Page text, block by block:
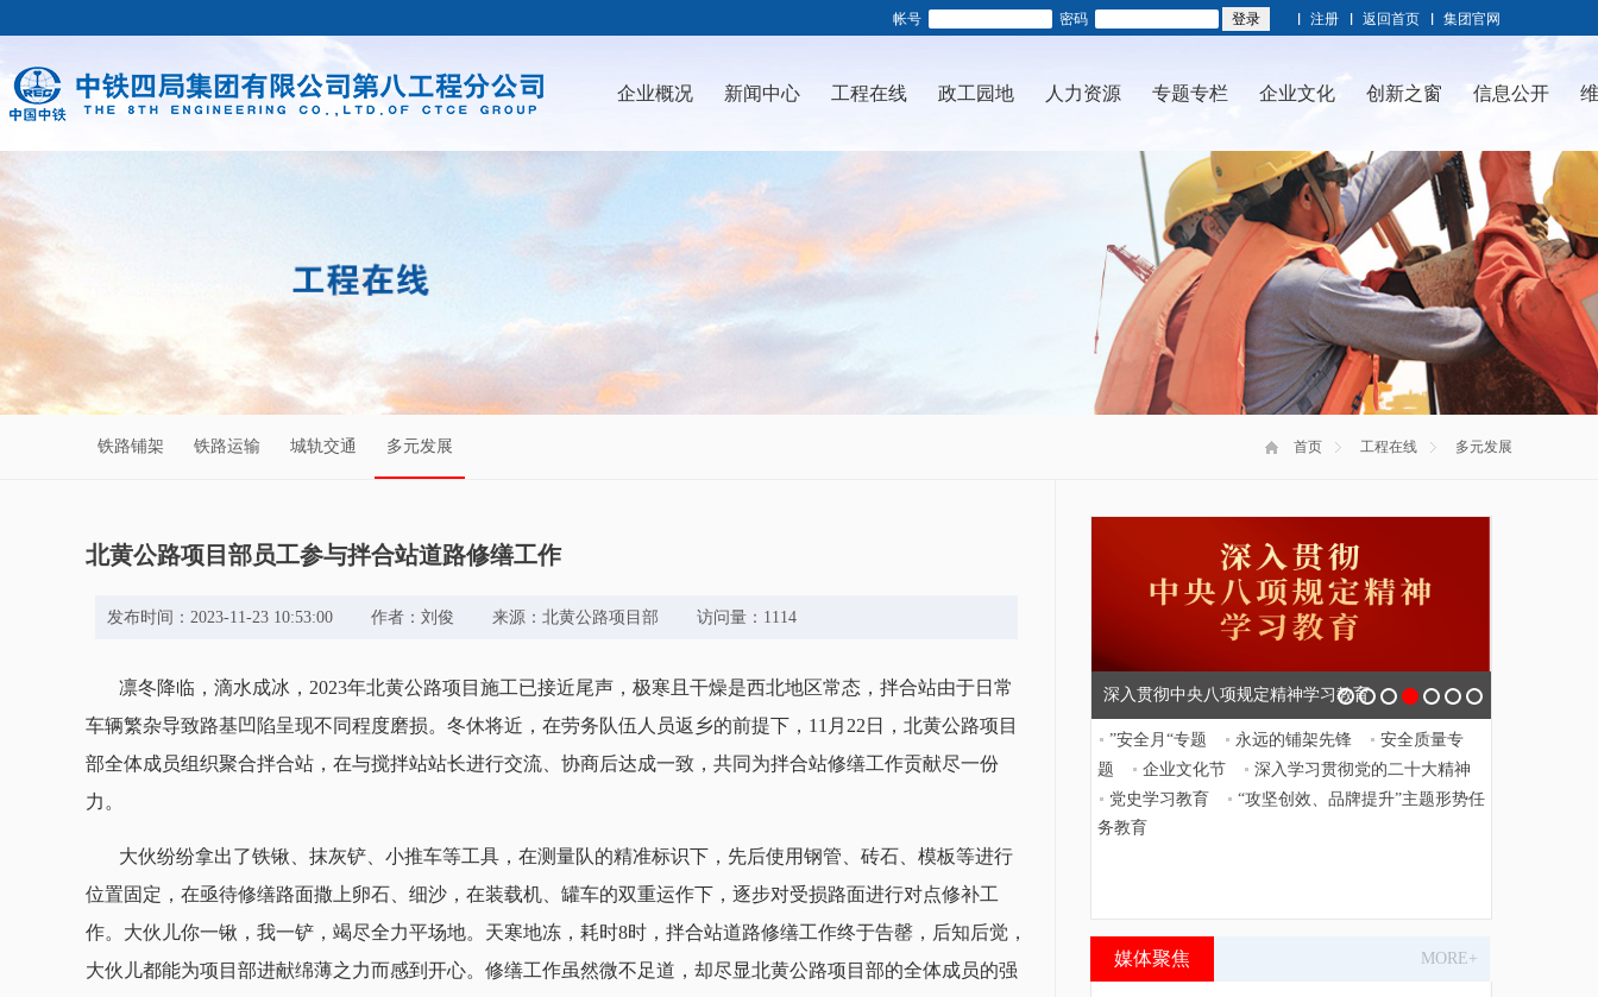
帐号 密码 注册 返回首页 集团官网
企业概况 新闻中心 工程在线 政工园地 人力资源 专题专栏 企业文化 创新之窗 信息公开
首页 工程在线 多元发展
铁路铺架 铁路运输 城轨交通 多元发展
北黄公路项目部员工参与拌合站道路修缮工作
发布时间：2023-11-23 10:53:00 作者：刘俊 来源：北黄公路项目部 访问量：1114
凛冬降临，滴水成冰，2023年北黄公路项目施工已接近尾声，极寒且干燥是西北地区常态，拌合站由于日常
车辆繁杂导致路基凹陷呈现不同程度磨损。 冬休将近，在劳务队伍人员返乡的前提下，11月22日，北黄公路项目
部全体成员组织聚合拌合站，在与搅拌站站长进行交流、协商后达成一致，共同为拌合站修缮工作贡献尽一份
力。
大伙纷纷拿出了铁锹、抹灰铲、小推车等工具，在测量队的精准标识下，先后使用钢管、砖石、模板等进行
位置固定，在亟待修缮路面撒上卵石、细沙，在装载机、罐车的双重运作下，逐步对受损路面进行对点修补工
作。 大伙儿你一锹，我一铲，竭尽全力平场地。天寒地冻，耗时8时，拌合站道路修缮工作终于告罄，后知后觉，
大伙儿都能为项目部进献绵薄之力而感到开心。 修缮工作虽然微不足道，却尽显北黄公路项目部的全体成员的强
深入贯彻中央八项规定精神学习教育
产业工人队伍建设改革
”安全月“专题 永远的铺架先锋
安全质量专
题
企业文化节
深入学习贯彻党的二十大精神
党史学习教育
“攻坚创效、品牌提升”主题形势任
务教育
MORE+
媒体聚焦